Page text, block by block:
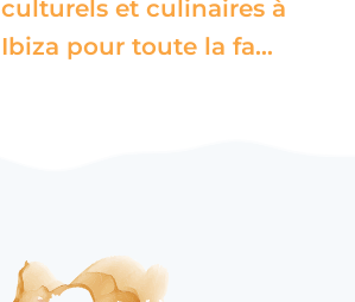
culturels et culinaires à
Ibiza pour toute la fa…